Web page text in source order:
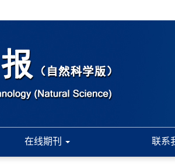
在线期刊 联系